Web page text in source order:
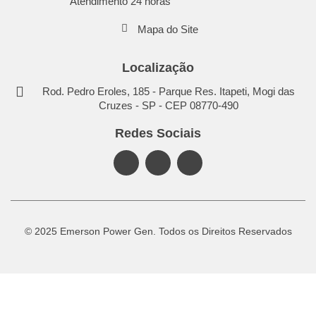
Mapa do Site
Localização
Rod. Pedro Eroles, 185 - Parque Res. Itapeti, Mogi das
Cruzes - SP - CEP 08770-490
Redes Sociais
© 2025 Emerson Power Gen. Todos os Direitos Reservados